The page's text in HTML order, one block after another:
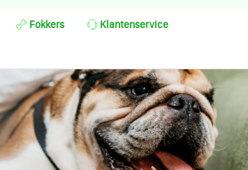
Fokkers Klantenservice